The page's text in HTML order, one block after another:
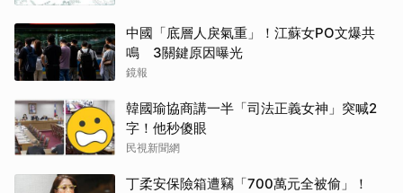
中國「底層人戾氣重」！江蘇女PO文爆共
鳴 3關鍵原因曝光
鏡報
韓國瑜協商講一半「司法正義女神」突喊2
字！他秒傻眼
民視新聞網
丁柔安保險箱遭竊「700萬元全被偷」！